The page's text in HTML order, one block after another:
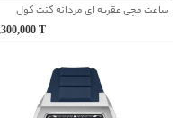
ساعت مچی عقربه ای مردانه کنت کول
26,300,000